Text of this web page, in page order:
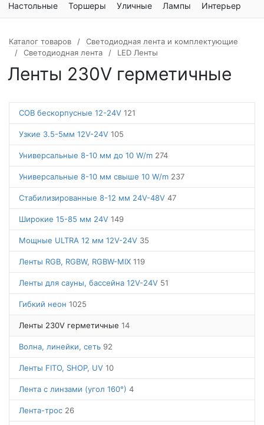
Настольные Торшеры Уличные Лампы Интерьер
Каталог товаров
Светодиодная лента и комплектующие
Светодиодная лента
LED Ленты
Ленты 230V герметичные
COB бескорпусные 12-24V 121
Узкие 3.5-5мм 12V-24V 105
Универсальные 8-10 мм до 10 W/m 274
Универсальные 8-10 мм свыше 10 W/m 237
Стабилизированные 8-12 мм 24V-48V 47
Широкие 15-85 мм 24V 149
Мощные ULTRA 12 мм 12V-24V 35
Ленты RGB, RGBW, RGBW-MIX 119
Ленты для сауны, бассейна 12V-24V 51
Гибкий неон 1025
Ленты 230V герметичные 14
Волна, линейки, сеть 92
Ленты FITO, SHOP, UV 10
Лента с линзами (угол 160°) 4
Лента-трос 26